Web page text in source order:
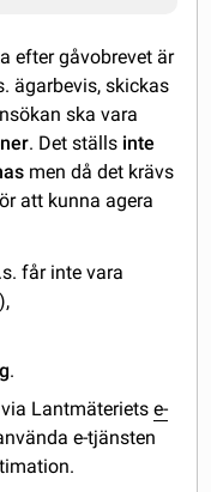
efter gåvobrevet är
ägarbevis, skickas
ska vara
. Det ställs inte
men då det krävs
att kunna agera
får inte vara
.
Lantmäterietse-
e-tjänsten